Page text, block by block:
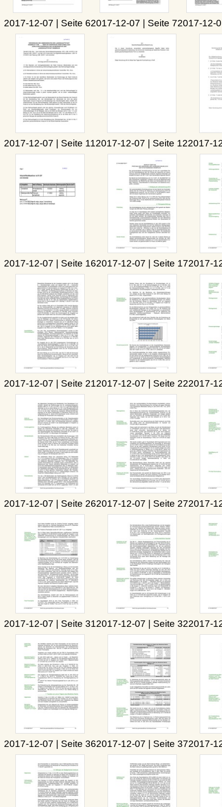
2017-12-07 | Seite 62017-12-07 | Seite 72017-12-
2017-12-07 | Seite 112017-12-07 | Seite 122017-
2017-12-07 | Seite 162017-12-07 | Seite 172017-
2017-12-07 | Seite 212017-12-07 | Seite 222017-
2017-12-07 | Seite 262017-12-07 | Seite 272017-
2017-12-07 | Seite 312017-12-07 | Seite 322017-
2017-12-07 | Seite 362017-12-07 | Seite 372017-